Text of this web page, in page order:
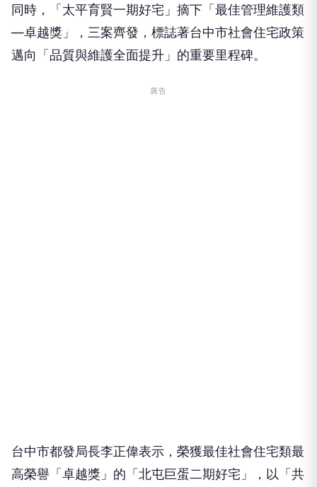
同時，「太平育賢一期好宅」摘下「最佳管理維護類
—卓越獎」，三案齊發，標誌著台中市社會住宅政策
邁向「品質與維護全面提升」的重要里程碑。
廣告
高榮譽「卓越獎」的「北屯巨蛋二期好宅」，以「共
好聚落｜共築美活」為核心設計主軸，規劃地上12